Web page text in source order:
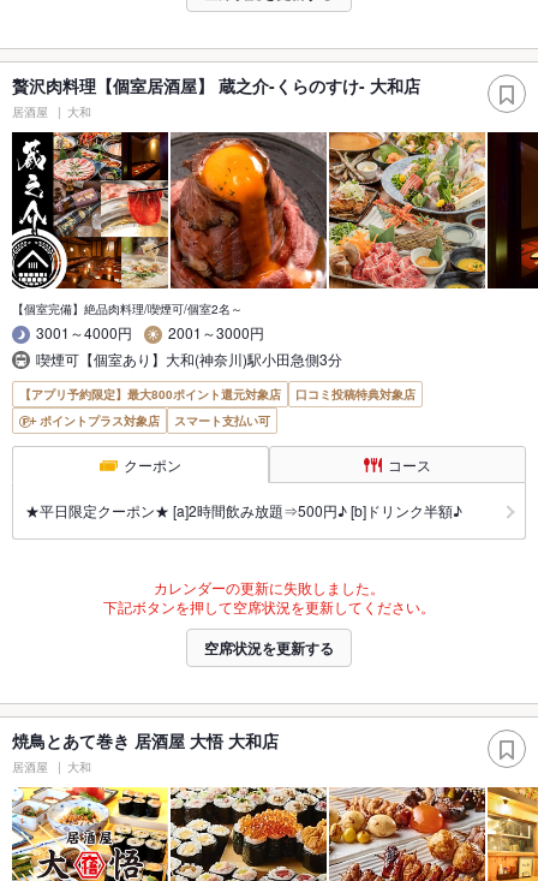
贅沢肉料理【個室居酒屋】 蔵之介-くらのすけ- 大和店
居酒屋 大和
【個室完備】絶品肉料理/喫煙可/個室2名～
3001～4000円
2001～3000円
喫煙可【個室あり】大和(神奈川)駅小田急側3分
【アプリ予約限定】最大800ポイント還元対象店
口コミ投稿特典対象店
ポイントプラス対象店
スマート支払い可
クーポン コース
★平日限定クーポン★ [a]2時間飲み放題⇒500円♪ [b]ドリンク半額♪
カレンダーの更新に失敗しました。
下記ボタンを押して空席状況を更新してください。
空席状況を更新する
焼鳥とあて巻き 居酒屋 大悟 大和店
居酒屋 大和